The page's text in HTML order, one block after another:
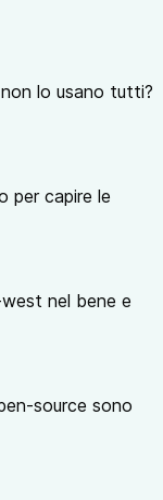
source
le
e nel male
Apollo e
versioni
pubblico
Le più famose
ecc.. Qui trovi
lo usano tutti?
per capire le
nel bene e
source sono